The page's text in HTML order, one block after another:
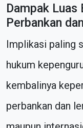
Dampak
Perbankan
Implikasi paling
hukum
kembalinya
perbankan dan